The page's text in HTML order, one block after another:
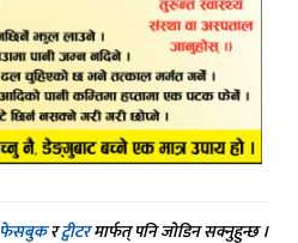
फेसबुकरट्वीटरमार्फत् पनि जोडिन सक्नुहुन्छ ।